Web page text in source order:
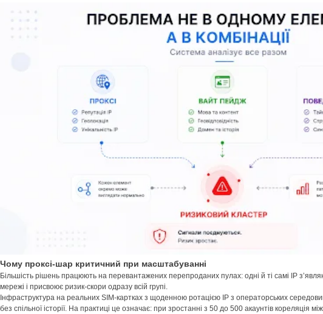
Чому проксі-шар критичний при масштабуванні
Більшість рішень працюють на перевантажених перепроданих пулах: одні й ті самі IP
мережі і присвоює ризик-скори одразу всій групі.
Інфраструктура на реальних SIM-картках з щоденною ротацією IP з операторських
без спільної історії. На практиці це означає: при зростанні з 50 до 500 акаунтів